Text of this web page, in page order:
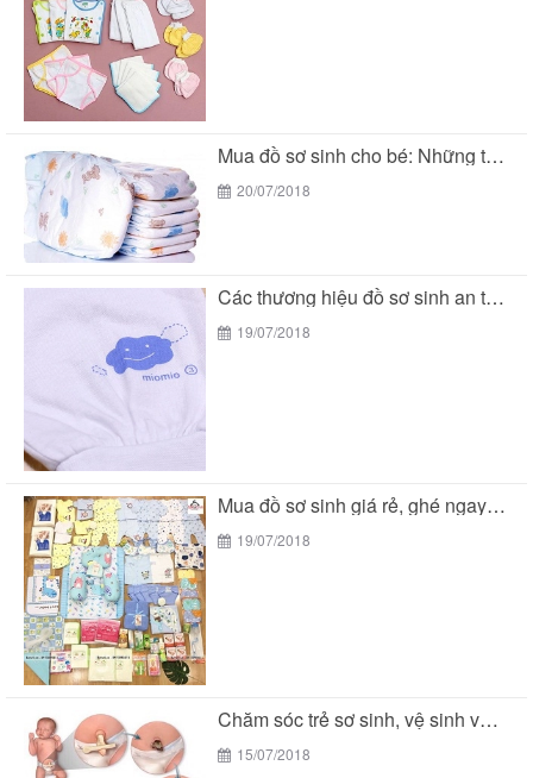
Mua đồ sơ sinh cho bé: Những thương hiệu...
20/07/2018
Các thương hiệu đồ sơ sinh an toàn cho...
19/07/2018
Mua đồ sơ sinh giá rẻ, ghé ngay BeTuti...
19/07/2018
Chăm sóc trẻ sơ sinh, vệ sinh vùng rốn
15/07/2018